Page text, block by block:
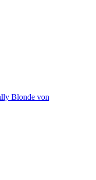
Blonde von